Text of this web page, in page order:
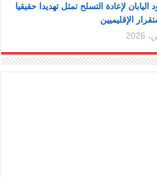
لإعادة التسلح تمثل تهديدا حقيقيا
الإقليميين